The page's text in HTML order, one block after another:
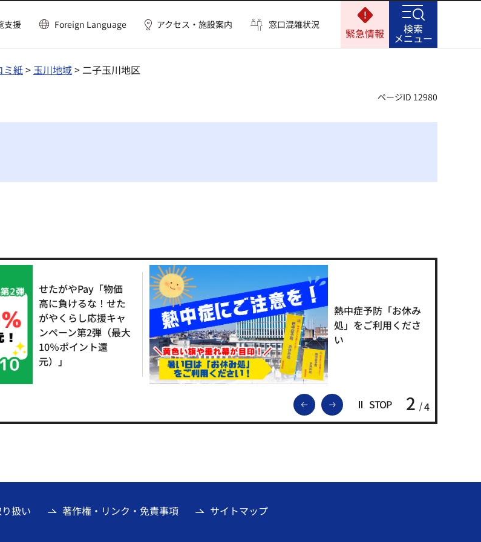
支援 Foreign Language アクセス・施設案内 窓口混雑状況
緊急情報 検索
メニュー
ミ紙> 玉川地域> 二子玉川地区
ページID 12980
前のスライドを表示
次のスライドを表示
STOP 2 4
せたがやPay「物価
高に負けるな！せた
がやくらし応援キャ
ンペーン第2弾（最大
10％ポイント還
元）」
熱中症予防「お休み
処」をご利用くださ
い
扱い 著作権・リンク・免責事項 サイトマップ